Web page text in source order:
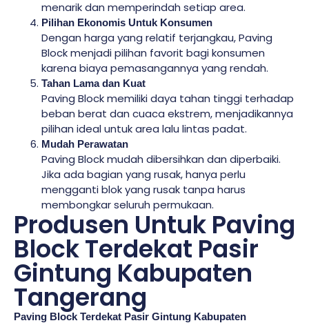
menarik dan memperindah setiap area.
Pilihan Ekonomis Untuk Konsumen
Dengan harga yang relatif terjangkau, Paving
Block menjadi pilihan favorit bagi konsumen
karena biaya pemasangannya yang rendah.
Tahan Lama dan Kuat
Paving Block memiliki daya tahan tinggi terhadap
beban berat dan cuaca ekstrem, menjadikannya
pilihan ideal untuk area lalu lintas padat.
Mudah Perawatan
Paving Block mudah dibersihkan dan diperbaiki.
Jika ada bagian yang rusak, hanya perlu
mengganti blok yang rusak tanpa harus
membongkar seluruh permukaan.
Produsen Untuk Paving
Block Terdekat Pasir
Gintung Kabupaten
Tangerang
Paving Block Terdekat Pasir Gintung Kabupaten